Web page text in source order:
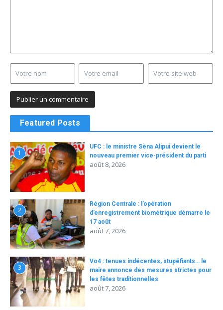
Featured Posts
1
UFC : le ministre Sèna Alipui devient le
nouveau premier vice-président du parti
août 8, 2026
2
Région Centrale : l’opération
d’enregistrement biométrique démarre le
17 août
août 7, 2026
3
Vo4 : tenues indécentes, stupéfiants… le
maire annonce des mesures strictes pour
les fêtes traditionnelles
août 7, 2026